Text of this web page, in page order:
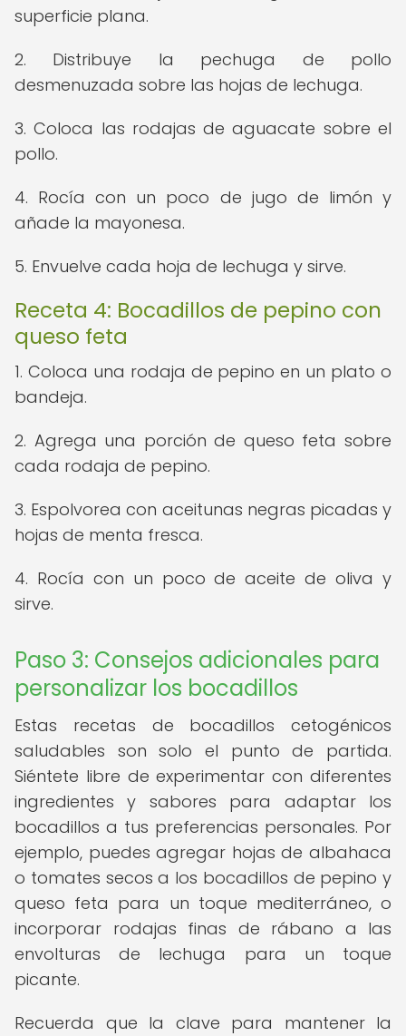
superficie plana.
2. Distribuye la pechuga de pollo
desmenuzada sobre las hojas de lechuga.
3. Coloca las rodajas de aguacate sobre el
pollo.
4. Rocía con un poco de jugo de limón y
añade la mayonesa.
5. Envuelve cada hoja de lechuga y sirve.
Receta 4: Bocadillos de pepino con
queso feta
1. Coloca una rodaja de pepino en un plato o
bandeja.
2. Agrega una porción de queso feta sobre
cada rodaja de pepino.
3. Espolvorea con aceitunas negras picadas y
hojas de menta fresca.
4. Rocía con un poco de aceite de oliva y
sirve.
Paso 3: Consejos adicionales para
personalizar los bocadillos
Estas recetas de bocadillos cetogénicos
saludables son solo el punto de partida.
Siéntete libre de experimentar con diferentes
ingredientes y sabores para adaptar los
bocadillos a tus preferencias personales. Por
ejemplo, puedes agregar hojas de albahaca
o tomates secos a los bocadillos de pepino y
queso feta para un toque mediterráneo, o
incorporar rodajas finas de rábano a las
envolturas de lechuga para un toque
picante.
Recuerda que la clave para mantener la